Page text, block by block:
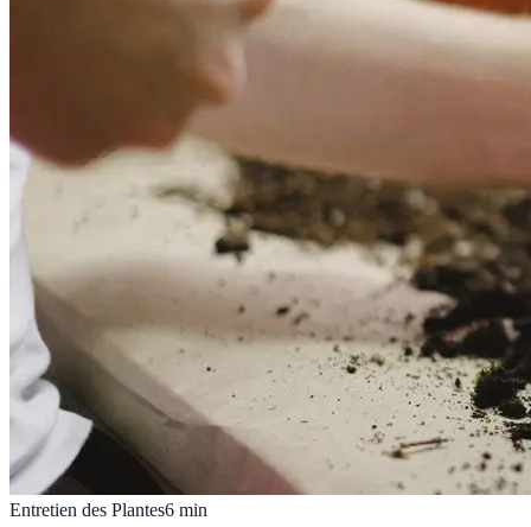
Entretien des Plantes6 min